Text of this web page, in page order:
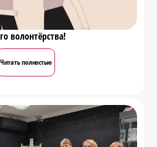
волонтёрства!
Читать полностью